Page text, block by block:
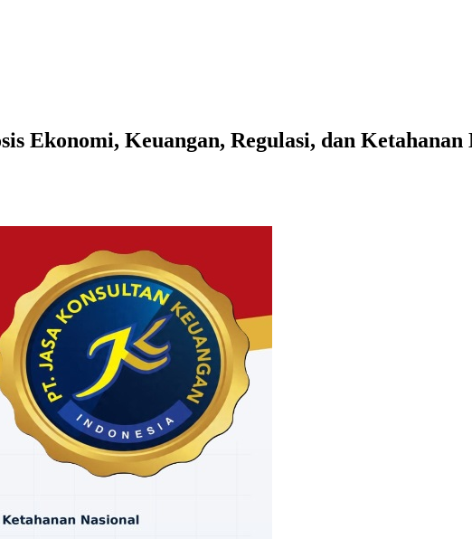
Ekonomi, Keuangan, Regulasi, dan Ketahanan